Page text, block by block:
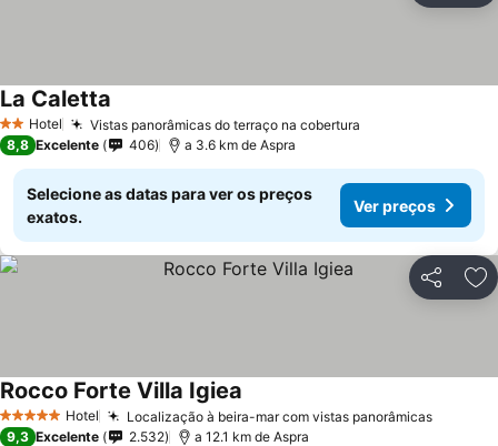
2 Estrelas
Hotel Vistas panorâmicas do terraço na cobertura
La Caletta
8,8 Excelente 406 a 3.6 km de Aspra
Selecione as datas para ver os preços
exatos.
Ver preços
Partilhar
5 Estrelas Hotel Localização à beira-mar com vistas panorâmicas
Rocco Forte Villa Igiea
9,3 Excelente 2.532 a 12.1 km de Aspra